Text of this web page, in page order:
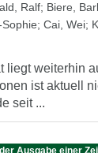
Ralf; Biere,
; Cai, Wei;
liegt weiterhin
ist aktuell
seit ...
Ausgabe einer